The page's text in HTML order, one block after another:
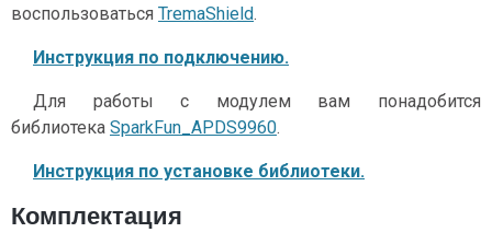
воспользоваться TremaShield.
Инструкция по подключению.
Для работы с модулем вам понадобится
библиотека SparkFun_APDS9960.
Инструкция по установке библиотеки.
Комплектация